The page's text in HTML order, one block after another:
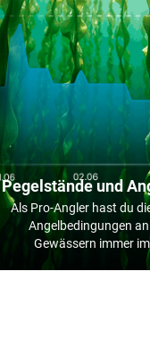
Pegelstände und
Als Pro-Angler hast du
Angelbedingungen
Gewässern immer